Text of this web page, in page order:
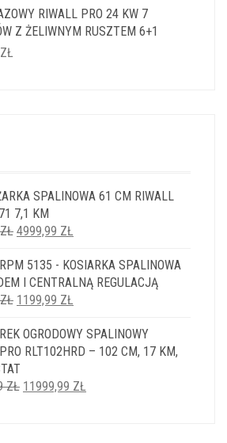
RIWALL PRO 24 KW 7
Z ŻELIWNYM RUSZTEM 6+1
ZŁ
SPALINOWA 61 CM RIWALL
7,1 KM
ZŁ PIERWOTNA
WYNOSIŁA:
5999,99 ZŁ.
4999,99 ZŁ
WYNOSI:
4999,99 ZŁ.
5135 - KOSIARKA SPALINOWA
I CENTRALNĄ REGULACJĄ
ZŁ PIERWOTNA
WYNOSIŁA:
1499,99 ZŁ.
1199,99 ZŁ
WYNOSI:
1199,99 ZŁ.
OGRODOWY SPALINOWY
RLT102HRD – 102 CM, 17 KM,
ZŁ PIERWOTNA
11999,99 ZŁ